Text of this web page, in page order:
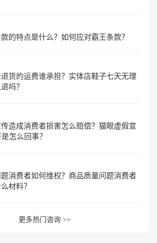
的特点是什么？如何应对霸王条款？
货的运费谁承担？实体店鞋子七天无理
吗？
造成消费者损害怎么赔偿？猫眼虚假宣
怎么回事？
消费者如何维权？商品质量问题消费者
材料？
更多热门咨询 >>